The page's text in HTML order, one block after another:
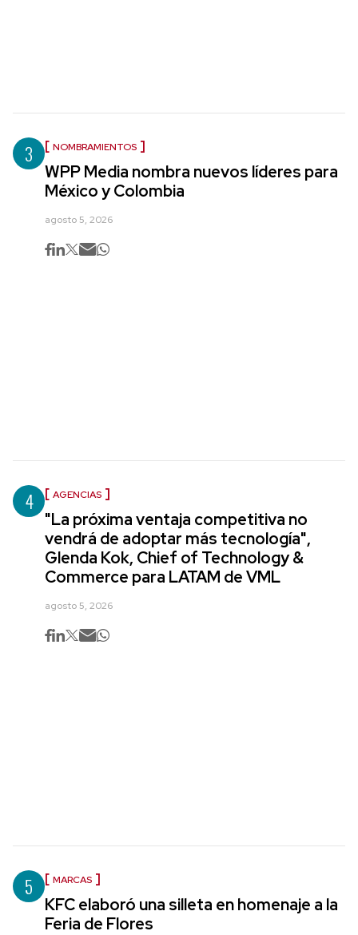
3 NOMBRAMIENTOS
WPP Media nombra nuevos líderes para
México y Colombia
agosto 5, 2026
4 AGENCIAS
"La próxima ventaja competitiva no
vendrá de adoptar más tecnología",
Glenda Kok, Chief of Technology &
Commerce para LATAM de VML
agosto 5, 2026
5 MARCAS
KFC elaboró una silleta en homenaje a la
Feria de Flores